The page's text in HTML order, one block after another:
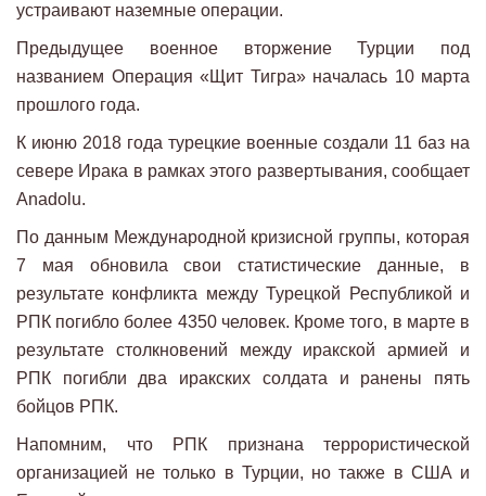
устраивают наземные операции.
Предыдущее военное вторжение Турции под
названием Операция «Щит Тигра» началась 10 марта
прошлого года.
К июню 2018 года турецкие военные создали 11 баз на
севере Ирака в рамках этого развертывания, сообщает
Anadolu.
По данным Международной кризисной группы, которая
7 мая обновила свои статистические данные, в
результате конфликта между Турецкой Республикой и
РПК погибло более 4350 человек. Кроме того, в марте в
результате столкновений между иракской армией и
РПК погибли два иракских солдата и ранены пять
бойцов РПК.
Напомним, что РПК признана террористической
организацией не только в Турции, но также в США и